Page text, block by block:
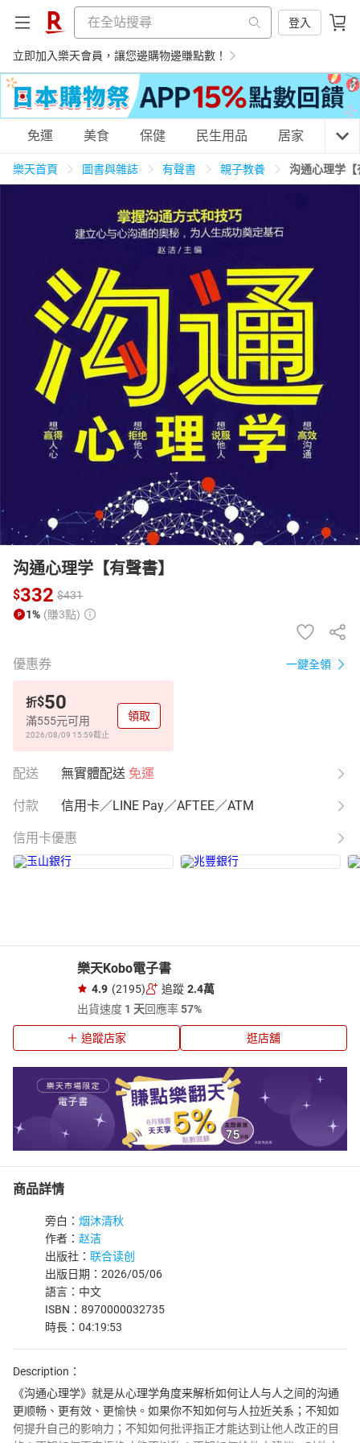
登入
立即加入樂天會員，讓您邊購物邊賺點數！
購物網分類
美食蛋糕 養生保健
居家生活 3C家電 運動休閒 親子玩具
女裝 男裝 化妝保養 情趣用品
日本購物 電子/紙本書
HOT
免運 美食 保健 民生用品 居家 3C
樂天首頁 圖書與雜誌 有聲書 親子教養 沟通心理学【
沟通心理学【有聲書】
$332 $431
1% (賺3點)
優惠券 一鍵全領
折$50
滿555元可用
2026/08/09 15:59截止
領取
配送 無實體配送 免運
付款 信用卡／LINE Pay／AFTEE／ATM
信用卡優惠
樂天Kobo電子書
4.9 (2195) 追蹤 2.4萬
出貨速度 1 天回應率57%
追蹤店家 逛店舖
商品詳情
旁白： 烟沐清秋
作者： 赵洁
出版社： 联合读创
出版日期：2026/05/06
語言：中文
ISBN：8970000032735
時長：04:19:53
Description：
《沟通心理学》就是从心理学角度来解析如何让人与人之间的沟通
更顺畅、更有效、更愉快。如果你不知如何与人拉近关系；不知如
何提升自己的影响力；不知如何批评指正才能达到让他人改正的目